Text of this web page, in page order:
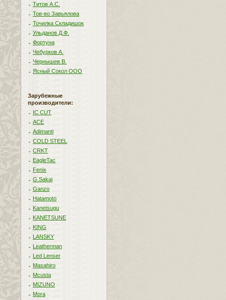
Титов А.С.
Тов-во Завьялова
Точилка Складишок
Ульданов Д.Ф.
Фортуна
Чебурков А.
Чернышев В.
Ясный Сокол ООО
Зарубежные
производители:
IC CUT
ACE
Adimanti
COLD STEEL
CRKT
EagleTac
Fenix
G.Sakai
Ganzo
Hatamoto
Kanetsugu
KANETSUNE
KING
LANSKY
Leatherman
Led Lenser
Masahiro
Mcusta
MIZUNO
Mora